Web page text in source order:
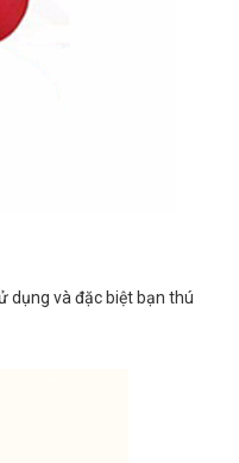
dụng và đặc biệt bạn thú